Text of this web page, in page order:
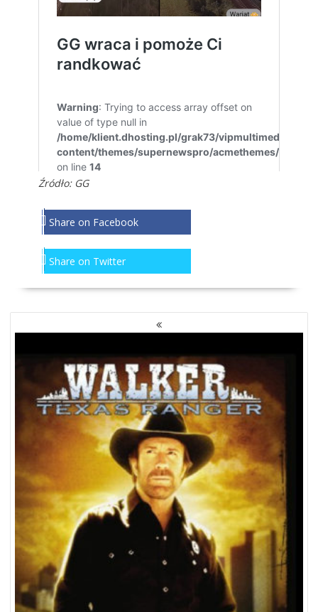
Źródło: GG
Share on Facebook
Share on Twitter
NAWIGACJA
PO